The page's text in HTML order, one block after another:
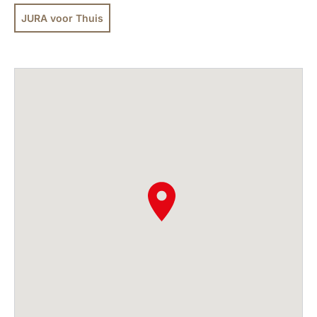
JURA voor Thuis